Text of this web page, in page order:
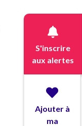
S'inscrire
aux alertes
Ajouter à
ma